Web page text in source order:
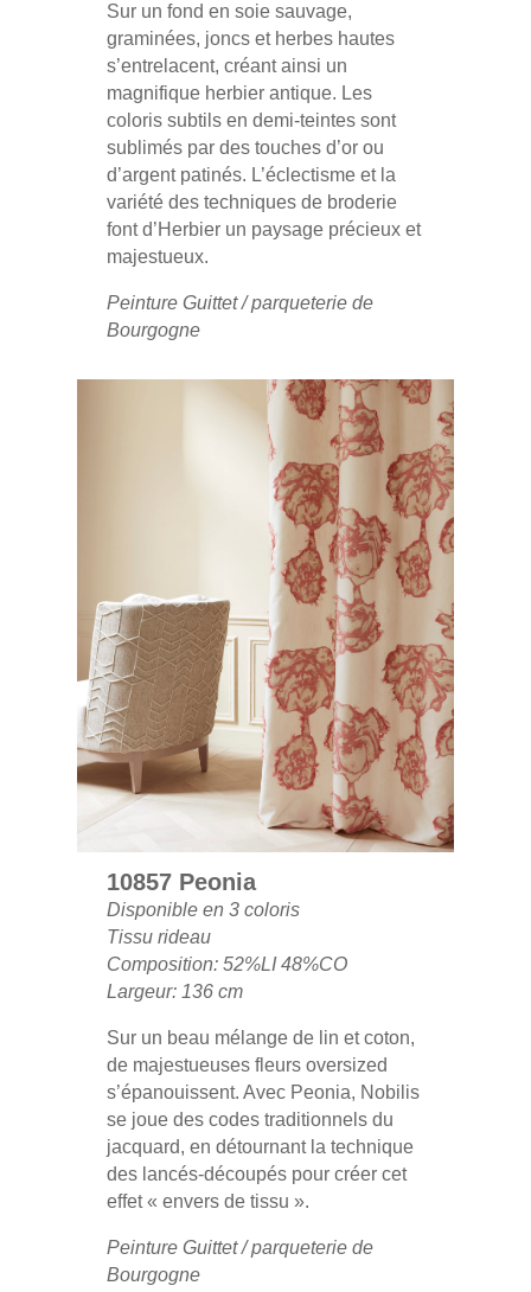
Sur un fond en soie sauvage,
graminées, joncs et herbes hautes
s’entrelacent, créant ainsi un
magnifique herbier antique. Les
coloris subtils en demi-teintes sont
sublimés par des touches d’or ou
d’argent patinés. L’éclectisme et la
variété des techniques de broderie
font d’Herbier un paysage précieux et
majestueux.
Peinture Guittet / parqueterie de
Bourgogne
10857 Peonia
Disponible en 3 coloris
Tissu rideau
Composition: 52%LI 48%CO
Largeur: 136 cm
Sur un beau mélange de lin et coton,
de majestueuses fleurs oversized
s’épanouissent. Avec Peonia, Nobilis
se joue des codes traditionnels du
jacquard, en détournant la technique
des lancés-découpés pour créer cet
effet « envers de tissu ».
Peinture Guittet / parqueterie de
Bourgogne